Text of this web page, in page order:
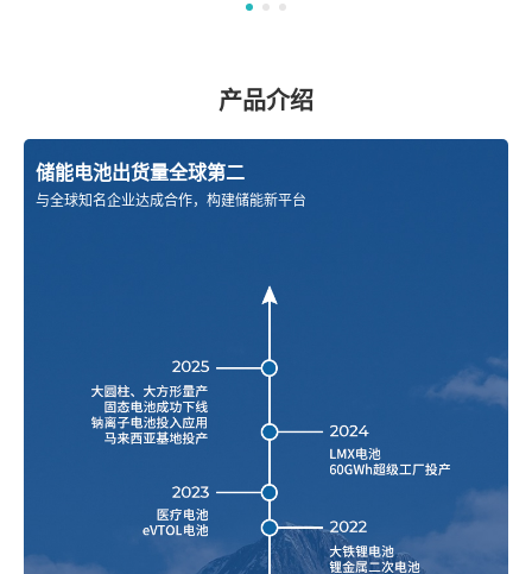
产品介绍
储能电池出货量全球第二
与全球知名企业达成合作，构建储能新平台